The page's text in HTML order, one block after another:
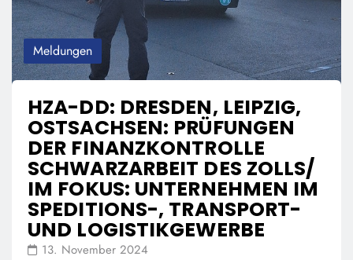
Meldungen
HZA-DD: DRESDEN, LEIPZIG,
OSTSACHSEN: PRÜFUNGEN
DER FINANZKONTROLLE
SCHWARZARBEIT DES ZOLLS/
IM FOKUS: UNTERNEHMEN IM
SPEDITIONS-, TRANSPORT-
UND LOGISTIKGEWERBE
13. November 2024